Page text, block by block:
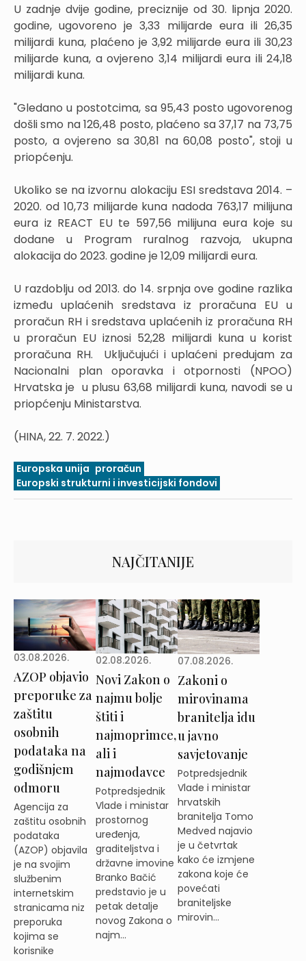
U zadnje dvije godine, preciznije od 30. lipnja 2020.
godine, ugovoreno je 3,33 milijarde eura ili 26,35
milijardi kuna, plaćeno je 3,92 milijarde eura ili 30,23
milijarde kuna, a ovjereno 3,14 milijardi eura ili 24,18
milijardi kuna.
"Gledano u postotcima, sa 95,43 posto ugovorenog
došli smo na 126,48 posto, plaćeno sa 37,17 na 73,75
posto, a ovjereno sa 30,81 na 60,08 posto", stoji u
priopćenju.
Ukoliko se na izvornu alokaciju ESI sredstava 2014. –
2020. od 10,73 milijarde kuna nadoda 763,17 milijuna
eura iz REACT EU te 597,56 milijuna eura koje su
dodane u Program ruralnog razvoja, ukupna
alokacija do 2023. godine je 12,09 milijardi eura.
U razdoblju od 2013. do 14. srpnja ove godine razlika
između uplaćenih sredstava iz proračuna EU u
proračun RH i sredstava uplaćenih iz proračuna RH
u proračun EU iznosi 52,28 milijardi kuna u korist
proračuna RH. Uključujući i uplaćeni predujam za
Nacionalni plan oporavka i otpornosti (NPOO)
Hrvatska je u plusu 63,68 milijardi kuna, navodi se u
priopćenju Ministarstva.
(HINA, 22. 7. 2022.)
Europska unija proračun
Europski strukturni i investicijski fondovi
NAJČITANIJE
03.08.2026.
AZOP objavio
preporuke za
zaštitu
osobnih
podataka na
godišnjem
odmoru
Agencija za
zaštitu osobnih
podataka
(AZOP) objavila
je na svojim
službenim
internetskim
stranicama niz
preporuka
kojima se
korisnike
02.08.2026.
Novi Zakon o
najmu bolje
štiti i
najmoprimce,
ali i
najmodavce
Potpredsjednik
Vlade i ministar
prostornog
uređenja,
graditeljstva i
državne imovine
Branko Bačić
predstavio je u
petak detalje
novog Zakona o
najm...
07.08.2026.
Zakoni o
mirovinama
branitelja idu
u javno
savjetovanje
Potpredsjednik
Vlade i ministar
hrvatskih
branitelja Tomo
Medved najavio
je u četvrtak
kako će izmjene
zakona koje će
povećati
braniteljske
mirovin...